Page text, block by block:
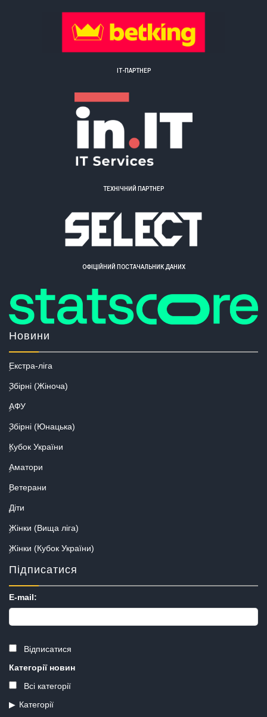
ІТ-ПАРТНЕР
ТЕХНІЧНИЙ ПАРТНЕР
ОФІЦІЙНИЙ ПОСТАЧАЛЬНИК ДАНИХ
Новини
Екстра-ліга
Збірні (Жіноча)
АФУ
Збірні (Юнацька)
Кубок України
Аматори
Ветерани
Діти
Жінки (Вища ліга)
Жінки (Кубок України)
Підписатися
E-mail:
Відписатися
Категорії новин
Всі категорії
Категорії